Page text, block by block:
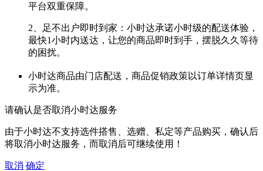
平台双重保障。
2、足不出户即时到家：小时达承诺小时级的配送体验，
最快1小时内送达，让您的商品即时到手，摆脱久久等待
的困扰。
小时达商品由门店配送，商品促销政策以订单详情页显
示为准。
请确认是否取消小时达服务
由于小时达不支持选件搭售、选赠、私定等产品购买，确认后
将取消小时达服务，而取消后可继续使用！
取消 确定